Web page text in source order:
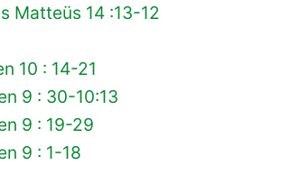
Matteüs 14 :13-12
10 : 14-21
9 : 30-10:13
9 : 19-29
9 : 1-18